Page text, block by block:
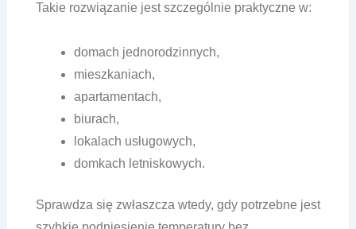
Takie rozwiązanie jest szczególnie praktyczne w:
domach jednorodzinnych,
mieszkaniach,
apartamentach,
biurach,
lokalach usługowych,
domkach letniskowych.
Sprawdza się zwłaszcza wtedy, gdy potrzebne jest